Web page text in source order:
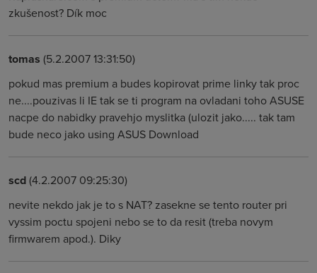
zkušenost? Dík moc
tomas (5.2.2007 13:31:50)
pokud mas premium a budes kopirovat prime linky tak proc
ne....pouzivas li IE tak se ti program na ovladani toho ASUSE
nacpe do nabidky pravehjo myslitka (ulozit jako..... tak tam
bude neco jako using ASUS Download
scd(4.2.2007 09:25:30)
nevite nekdo jak je to s NAT? zasekne se tento router pri
vyssim poctu spojeni nebo se to da resit (treba novym
firmwarem apod.). Diky